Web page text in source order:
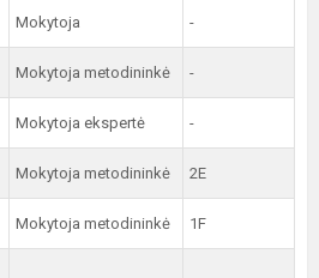
Mokytoja -
Mokytoja metodininkė -
Mokytoja ekspertė -
Mokytoja metodininkė 2E
Mokytoja metodininkė 1F